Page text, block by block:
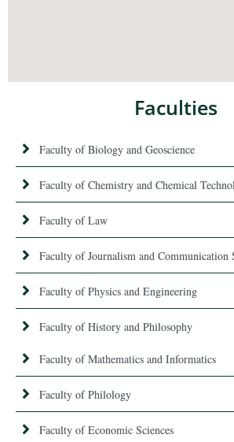
Faculties
Faculty of Biology and Geoscience
Faculty of Chemistry and Chemical
Faculty of Law
Faculty of Journalism and Communication
Faculty of Physics and Engineering
Faculty of History and Philosophy
Faculty of Mathematics and Informatics
Faculty of Philology
Faculty of Economic Sciences